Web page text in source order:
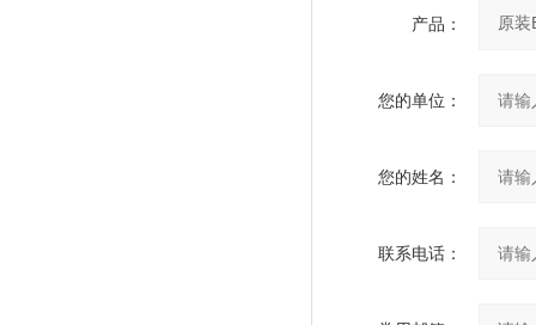
产品：
您的单位：
您的姓名：
联系电话：